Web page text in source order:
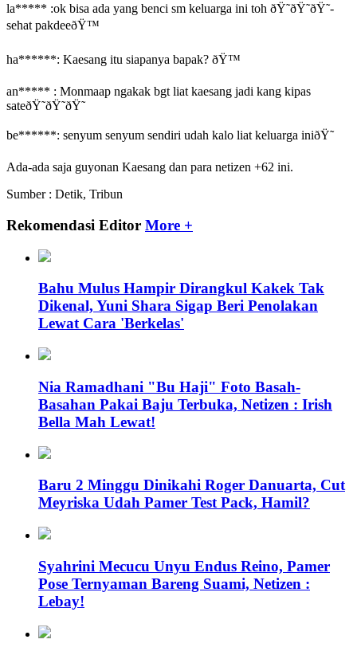
la***** :ok bisa ada yang benci sm keluarga ini toh ðŸ˜­ðŸ˜­ðŸ˜­
sehat pakdeeðŸ™
ha******: Kaesang itu siapanya bapak? ðŸ™
an***** : Monmaap ngakak bgt liat kaesang jadi kang kipas
sateðŸ˜­ðŸ˜­ðŸ˜­
be******: senyum senyum sendiri udah kalo liat keluarga iniðŸ˜
Ada-ada saja guyonan Kaesang dan para netizen +62 ini.
Sumber : Detik, Tribun
Rekomendasi Editor More +
Bahu Mulus Hampir Dirangkul Kakek Tak
Dikenal, Yuni Shara Sigap Beri Penolakan
Lewat Cara 'Berkelas'
Nia Ramadhani "Bu Haji" Foto Basah-
Basahan Pakai Baju Terbuka, Netizen : Irish
Bella Mah Lewat!
Baru 2 Minggu Dinikahi Roger Danuarta, Cut
Meyriska Udah Pamer Test Pack, Hamil?
Syahrini Mecucu Unyu Endus Reino, Pamer
Pose Ternyaman Bareng Suami, Netizen :
Lebay!